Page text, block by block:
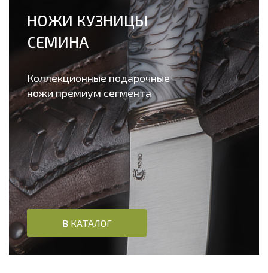
НОЖИ КУЗНИЦЫ
СЕМИНА
Коллекционные подарочные
ножи премиум сегмента
В КАТАЛОГ